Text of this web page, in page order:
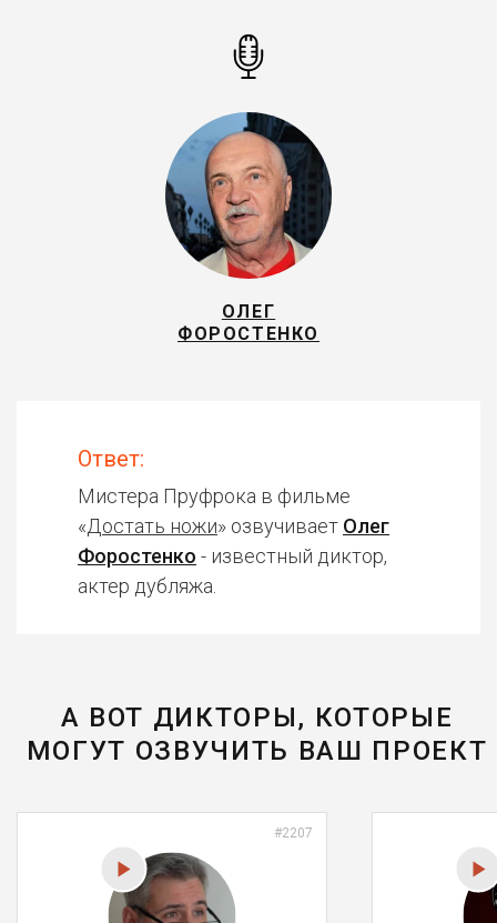
ОЛЕГ
ФОРОСТЕНКО
Ответ:
Мистера Пруфрока в фильме
«Достать ножи» озвучивает Олег
Форостенко - известный диктор,
актер дубляжа.
А ВОТ ДИКТОРЫ, КОТОРЫЕ
МОГУТ ОЗВУЧИТЬ ВАШ ПРОЕКТ
#2207